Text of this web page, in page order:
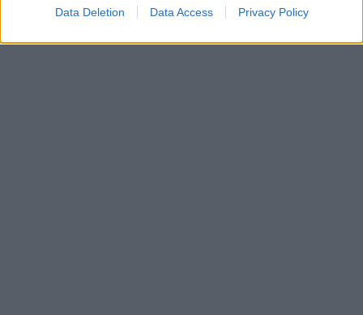
Data Deletion Data Access Privacy Policy